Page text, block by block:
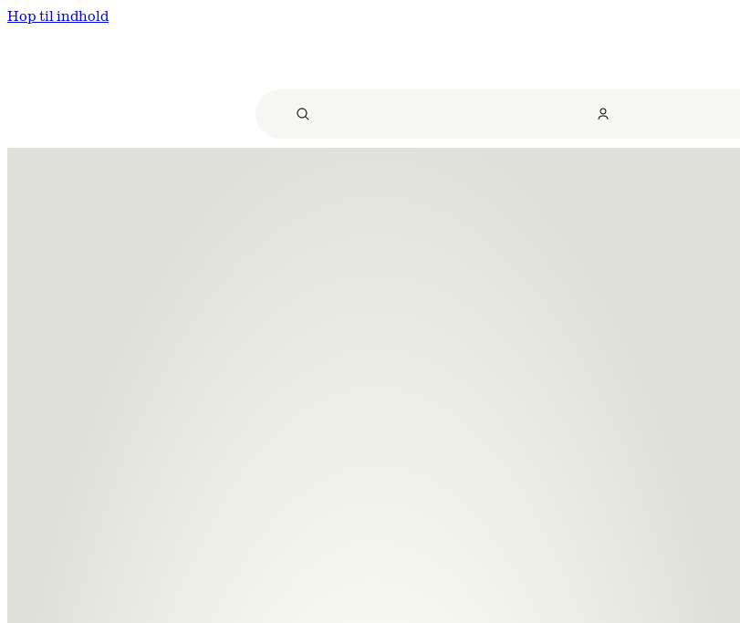
Hop til indhold